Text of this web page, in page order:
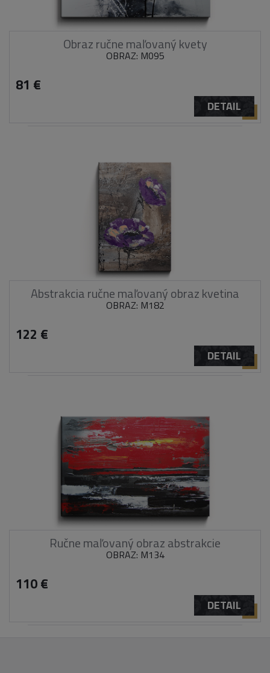
Obraz ručne maľovaný kvety
OBRAZ: M095
81 €
DETAIL
Abstrakcia ručne maľovaný obraz kvetina
OBRAZ: M182
122 €
DETAIL
Ručne maľovaný obraz abstrakcie
OBRAZ: M134
110 €
DETAIL